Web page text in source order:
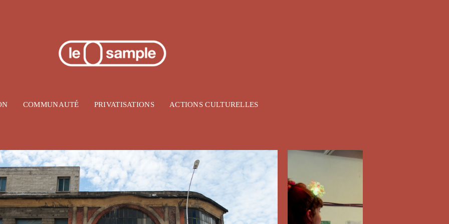
COMMUNAUTÉ PRIVATISATIONS ACTIONS CULTURELLES